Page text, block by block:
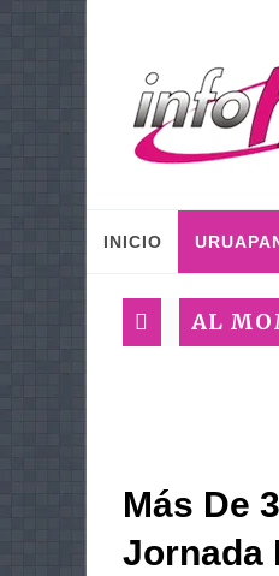
INICIO
AL
Más De
Jornada